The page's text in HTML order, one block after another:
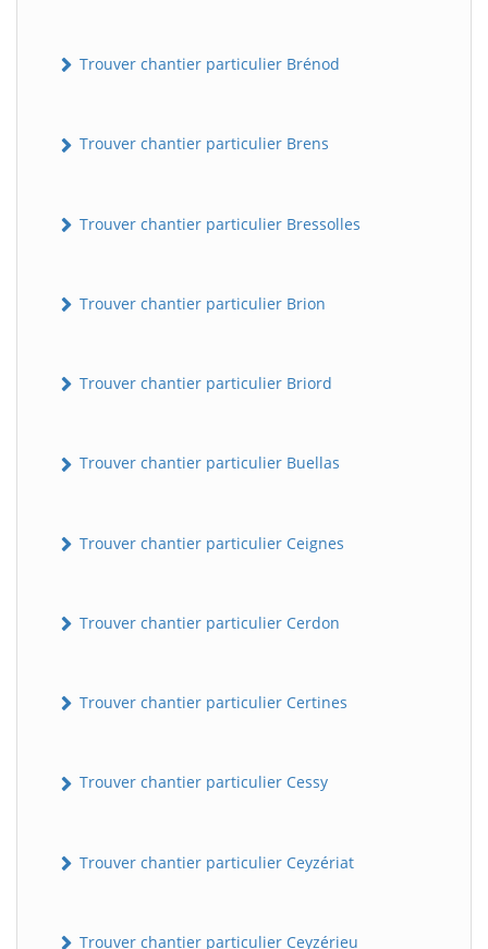
Trouver chantier particulier Brénod
Trouver chantier particulier Brens
Trouver chantier particulier Bressolles
Trouver chantier particulier Brion
Trouver chantier particulier Briord
Trouver chantier particulier Buellas
Trouver chantier particulier Ceignes
Trouver chantier particulier Cerdon
Trouver chantier particulier Certines
Trouver chantier particulier Cessy
Trouver chantier particulier Ceyzériat
Trouver chantier particulier Ceyzérieu